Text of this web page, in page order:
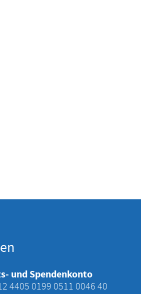
und Spendenkonto
4405 ‍0199 ‍0511 ‍0046 ‍40